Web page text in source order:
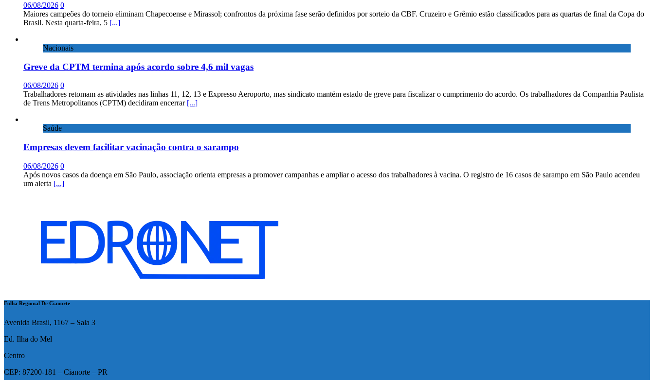
06/08/2026 0
Maiores campeões do torneio eliminam Chapecoense e Mirassol; confrontos da próxima fase serão definidos por sorteio da CBF. Cruzeiro e Grêmio estão classificados para as quartas de final da Copa do
Brasil. Nesta quarta-feira, 5 [...]
Nacionais
Greve da CPTM termina após acordo sobre 4,6 mil vagas
06/08/2026 0
Trabalhadores retomam as atividades nas linhas 11, 12, 13 e Expresso Aeroporto, mas sindicato mantém estado de greve para fiscalizar o cumprimento do acordo. Os trabalhadores da Companhia Paulista
de Trens Metropolitanos (CPTM) decidiram encerrar [...]
Saúde
Empresas devem facilitar vacinação contra o sarampo
06/08/2026 0
Após novos casos da doença em São Paulo, associação orienta empresas a promover campanhas e ampliar o acesso dos trabalhadores à vacina. O registro de 16 casos de sarampo em São Paulo acendeu
um alerta [...]
Folha Regional De Cianorte
Avenida Brasil, 1167 – Sala 3
Ed. Ilha do Mel
Centro
CEP: 87200-181 – Cianorte – PR